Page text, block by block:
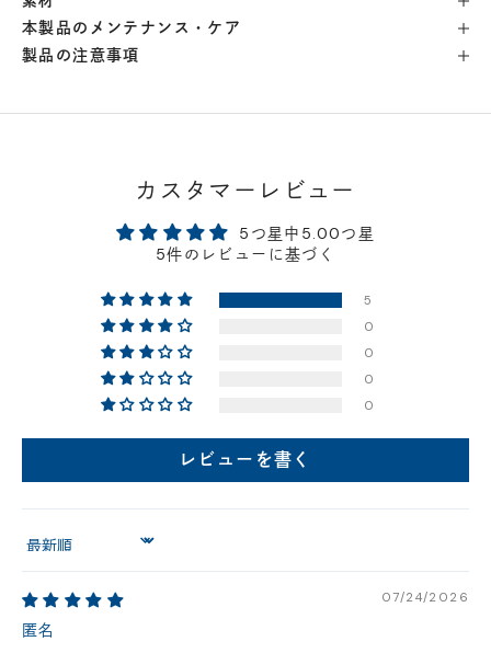
本製品のメンテナンス・ケア
製品の注意事項
カスタマーレビュー
5つ星中5.00つ星
5件のレビューに基づく
5
0
0
0
0
レビューを書く
Sort by
07/24/2026
匿名